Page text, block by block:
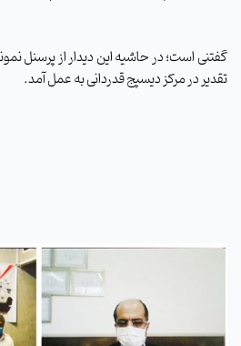
گفتنی است؛ در حاشیه این دیدار از پرسنل
تقدیر در مرکز دیسپج قدردانی به عمل آمد.